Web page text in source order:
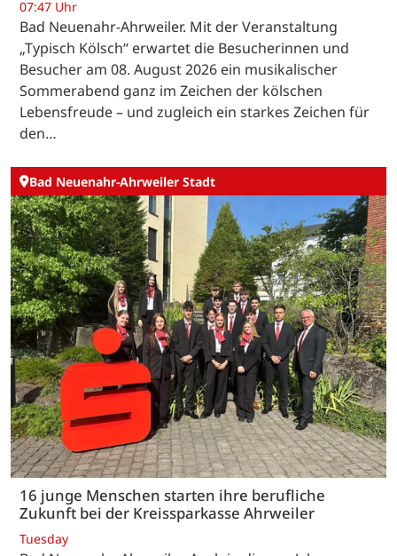
07:47 Uhr
Bad Neuenahr-Ahrweiler. Mit der Veranstaltung
„Typisch Kölsch“ erwartet die Besucherinnen und
Besucher am 08. August 2026 ein musikalischer
Sommerabend ganz im Zeichen der kölschen
Lebensfreude – und zugleich ein starkes Zeichen für
den…
Bad Neuenahr-Ahrweiler Stadt
16 junge Menschen starten ihre berufliche
Zukunft bei der Kreissparkasse Ahrweiler
Tuesday